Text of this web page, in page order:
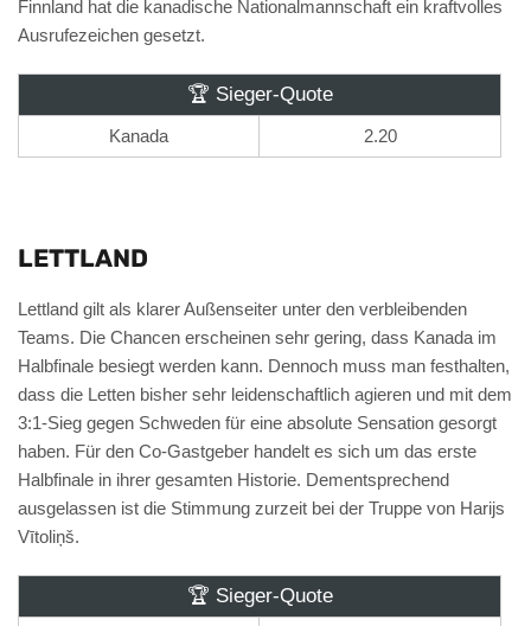
Finnland hat die kanadische Nationalmannschaft ein kraftvolles
Ausrufezeichen gesetzt.
🏆 Sieger-Quote
Kanada 2.20
LETTLAND
Lettland gilt als klarer Außenseiter unter den verbleibenden
Teams. Die Chancen erscheinen sehr gering, dass Kanada im
Halbfinale besiegt werden kann. Dennoch muss man festhalten,
dass die Letten bisher sehr leidenschaftlich agieren und mit dem
3:1-Sieg gegen Schweden für eine absolute Sensation gesorgt
haben. Für den Co-Gastgeber handelt es sich um das erste
Halbfinale in ihrer gesamten Historie. Dementsprechend
ausgelassen ist die Stimmung zurzeit bei der Truppe von Harijs
Vītoliņš.
🏆 Sieger-Quote